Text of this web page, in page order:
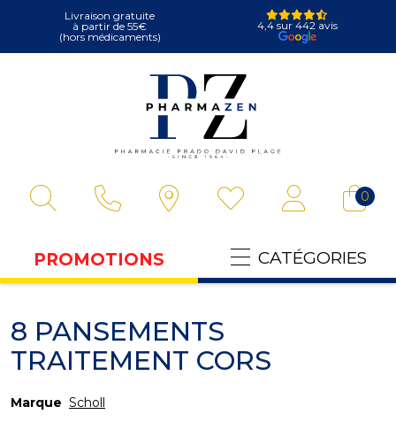
Livraison gratuite
à partir de 55€
(hors médicaments)
4,4 sur 442 avis
0
PROMOTIONS CATÉGORIES
8 PANSEMENTS
TRAITEMENT CORS
Marque Scholl